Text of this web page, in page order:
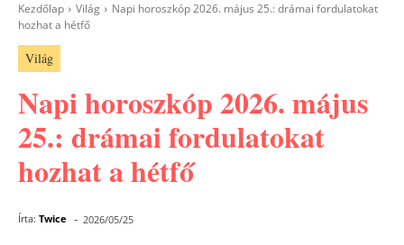
Kezdőlap Világ
Napi horoszkóp 2026. május 25.: drámai fordulatokat
hozhat a hétfő
Világ
Napi horoszkóp 2026. május
25.: drámai fordulatokat
hozhat a hétfő
Írta: Twice - 2026/05/25